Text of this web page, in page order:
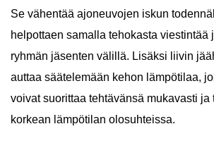
Se vähentää ajoneuvojen iskun
helpottaen samalla tehokasta viestintää
ryhmän jäsenten välillä. Lisäksi liivin
auttaa säätelemään kehon lämpötilaa,
voivat suorittaa tehtävänsä mukavasti ja
korkean lämpötilan olosuhteissa.